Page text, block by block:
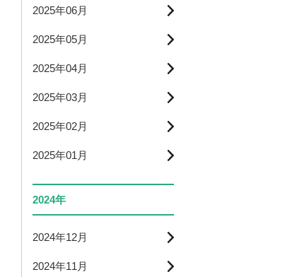
2025年06月
2025年05月
2025年04月
2025年03月
2025年02月
2025年01月
2024年
2024年12月
2024年11月